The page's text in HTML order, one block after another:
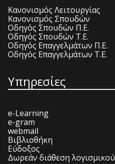
Κανονισμός Λειτουργίας
Κανονισμός Σπουδών
Οδηγός Σπουδών Π.Ε.
Οδηγός Σπουδών Τ.Ε.
Οδηγός Επαγγελμάτων Π.Ε.
Οδηγός Επαγγελμάτων Τ.Ε.
Υπηρεσίες
e-Learning
e-gram
webmail
Βιβλιοθήκη
Εύδοξος
Δωρεάν διάθεση λογισμικού